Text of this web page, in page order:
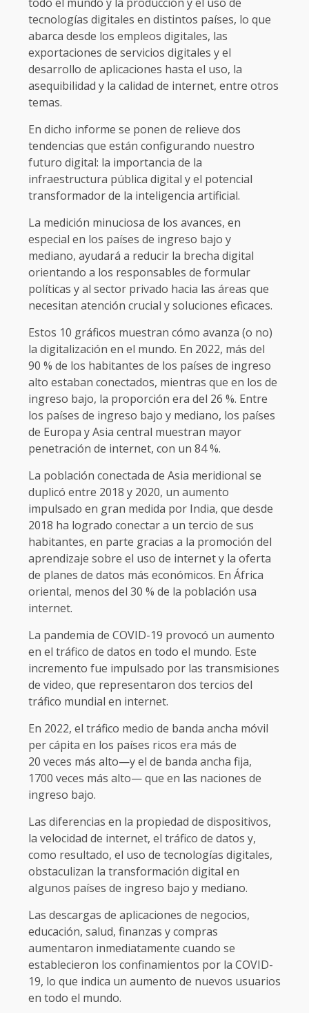
tecnologías digitales en distintos países, lo que
abarca desde los empleos digitales, las
exportaciones de servicios digitales y el
desarrollo de aplicaciones hasta el uso, la
asequibilidad y la calidad de internet, entre otros
temas.
En dicho informe se ponen de relieve dos
tendencias que están configurando nuestro
futuro digital: la importancia de la
infraestructura pública digital y el potencial
transformador de la inteligencia artificial.
La medición minuciosa de los avances, en
especial en los países de ingreso bajo y
mediano, ayudará a reducir la brecha digital
orientando a los responsables de formular
políticas y al sector privado hacia las áreas que
necesitan atención crucial y soluciones eficaces.
Estos 10 gráficos muestran cómo avanza (o no)
la digitalización en el mundo. En 2022, más del
90 % de los habitantes de los países de ingreso
alto estaban conectados, mientras que en los de
ingreso bajo, la proporción era del 26 %. Entre
los países de ingreso bajo y mediano, los países
de Europa y Asia central muestran mayor
penetración de internet, con un 84 %.
La población conectada de Asia meridional se
duplicó entre 2018 y 2020, un aumento
impulsado en gran medida por India, que desde
2018 ha logrado conectar a un tercio de sus
habitantes, en parte gracias a la promoción del
aprendizaje sobre el uso de internet y la oferta
de planes de datos más económicos. En África
oriental, menos del 30 % de la población usa
internet.
La pandemia de COVID-19 provocó un aumento
en el tráfico de datos en todo el mundo. Este
incremento fue impulsado por las transmisiones
de video, que representaron dos tercios del
tráfico mundial en internet.
En 2022, el tráfico medio de banda ancha móvil
per cápita en los países ricos era más de
20 veces más alto—y el de banda ancha fija,
1700 veces más alto— que en las naciones de
ingreso bajo.
Las diferencias en la propiedad de dispositivos,
la velocidad de internet, el tráfico de datos y,
como resultado, el uso de tecnologías digitales,
obstaculizan la transformación digital en
algunos países de ingreso bajo y mediano.
Las descargas de aplicaciones de negocios,
educación, salud, finanzas y compras
aumentaron inmediatamente cuando se
establecieron los confinamientos por la COVID-
19, lo que indica un aumento de nuevos usuarios
en todo el mundo.